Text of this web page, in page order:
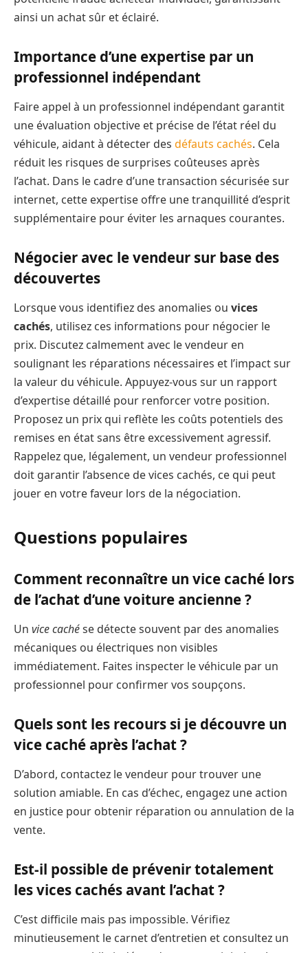
ainsi un achat sûr et éclairé.
Importance d’une expertise par un
professionnel indépendant
Faire appel à un professionnel indépendant garantit
une évaluation objective et précise de l’état réel du
véhicule, aidant à détecter des défauts cachés. Cela
réduit les risques de surprises coûteuses après
l’achat. Dans le cadre d’une transaction sécurisée sur
internet, cette expertise offre une tranquillité d’esprit
supplémentaire pour éviter les arnaques courantes.
Négocier avec le vendeur sur base des
découvertes
Lorsque vous identifiez des anomalies ou vices
cachés, utilisez ces informations pour négocier le
prix. Discutez calmement avec le vendeur en
soulignant les réparations nécessaires et l’impact sur
la valeur du véhicule. Appuyez-vous sur un rapport
d’expertise détaillé pour renforcer votre position.
Proposez un prix qui reflète les coûts potentiels des
remises en état sans être excessivement agressif.
Rappelez que, légalement, un vendeur professionnel
doit garantir l’absence de vices cachés, ce qui peut
jouer en votre faveur lors de la négociation.
Questions populaires
Comment reconnaître un vice caché lors
de l’achat d’une voiture ancienne ?
Un vice cachése détecte souvent par des anomalies
mécaniques ou électriques non visibles
immédiatement. Faites inspecter le véhicule par un
professionnel pour confirmer vos soupçons.
Quels sont les recours si je découvre un
vice caché après l’achat ?
D’abord, contactez le vendeur pour trouver une
solution amiable. En cas d’échec, engagez une action
en justice pour obtenir réparation ou annulation de la
vente.
Est-il possible de prévenir totalement
les vices cachés avant l’achat ?
C’est difficile mais pas impossible. Vérifiez
minutieusement le carnet d’entretien et consultez un